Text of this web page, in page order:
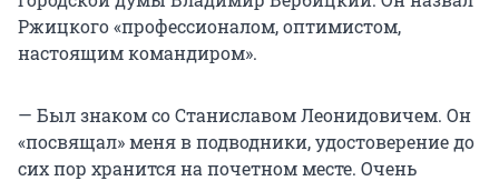
Ржицкого «профессионалом, оптимистом,
настоящим командиром».
— Был знаком со Станиславом Леонидовичем. Он
«посвящал» меня в подводники, удостоверение до
сих пор хранится на почетном месте. Очень